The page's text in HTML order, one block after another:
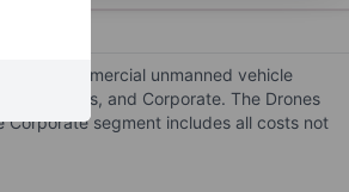
of commercial unmanned vehicle
Drones, and Corporate. The Drones
Corporate segment includes all costs not